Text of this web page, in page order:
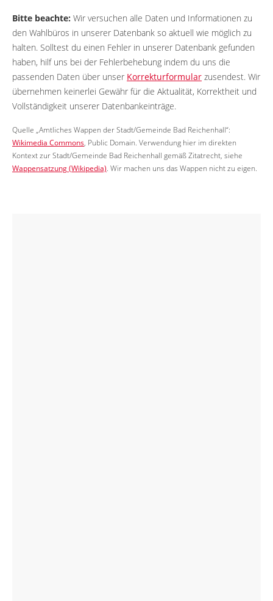
Bitte beachte: Wir versuchen alle Daten und Informationen zu
den Wahlbüros in unserer Datenbank so aktuell wie möglich zu
halten. Solltest du einen Fehler in unserer Datenbank gefunden
haben, hilf uns bei der Fehlerbehebung indem du uns die
passenden Daten über unser Korrekturformular zusendest. Wir
übernehmen keinerlei Gewähr für die Aktualität, Korrektheit und
Vollständigkeit unserer Datenbankeinträge.
Quelle „Amtliches Wappen der Stadt/Gemeinde Bad Reichenhall“:
Wikimedia Commons, Public Domain. Verwendung hier im direkten
Kontext zur Stadt/Gemeinde Bad Reichenhall gemäß Zitatrecht, siehe
Wappensatzung (Wikipedia). Wir machen uns das Wappen nicht zu eigen.